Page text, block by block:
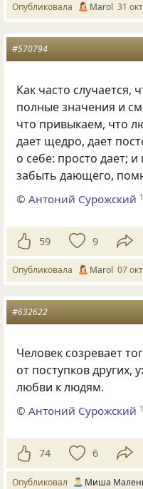
Опубликовала Маrol 31
#570794
Как часто случается,
полные значения и
что привыкаем, что
дает щедро, дает
о себе: просто дает; и
забыть дающего,
©Антоний Сурожский
59 9
Опубликовала Marol 07
#632622
Человек созревает
от поступков других,
любви к людям.
©Антоний Сурожский
74 6
Опубликовал Миша